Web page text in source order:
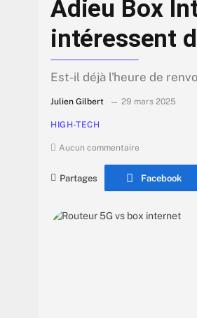
Adieu Box
intéressent
Est-il déjà l'heure de
Julien Gilbert 29 mars 2025
HIGH-TECH
Aucun commentaire
Partages Facebook